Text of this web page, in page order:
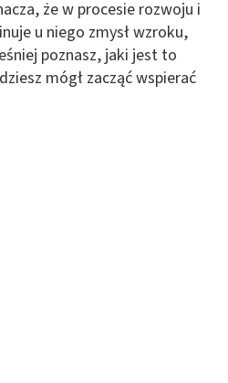
że w procesie rozwoju i
u niego zmysł wzroku,
poznasz, jaki jest to
mógł zacząć wspierać